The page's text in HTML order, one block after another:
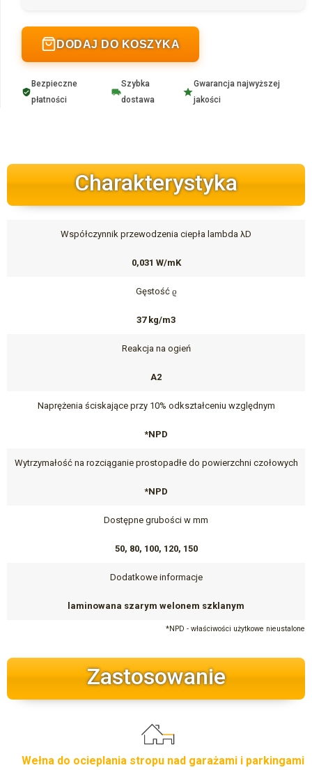
DODAJ DO KOSZYKA
Bezpieczne
płatności
Szybka
dostawa
Gwarancja najwyższej
jakości
Charakterystyka
Współczynnik przewodzenia ciepła lambda λD
0,031 W/mK
Gęstość ϱ
37 kg/m3
Reakcja na ogień
A2
Naprężenia ściskające przy 10% odkształceniu względnym
*NPD
Wytrzymałość na rozciąganie prostopadłe do powierzchni czołowych
*NPD
Dostępne grubości w mm
50, 80, 100, 120, 150
Dodatkowe informacje
laminowana szarym welonem szklanym
*NPD - właściwości użytkowe nieustalone
Zastosowanie
Wełna do ocieplania stropu nad garażami i parkingami